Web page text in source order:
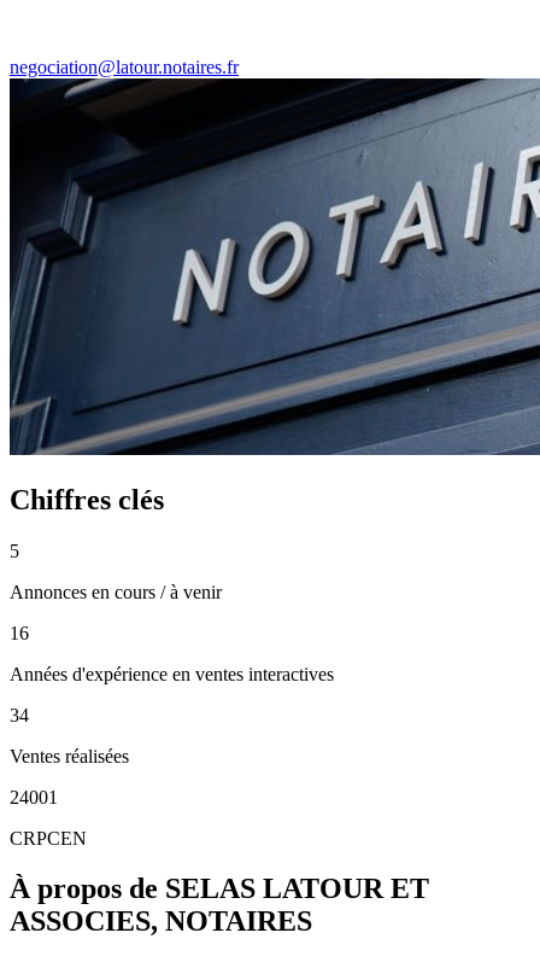
negociation@latour.notaires.fr
Chiffres clés
5
Annonces en cours / à venir
16
Années d'expérience en ventes interactives
34
Ventes réalisées
24001
CRPCEN
À propos de SELAS LATOUR ET
ASSOCIES, NOTAIRES